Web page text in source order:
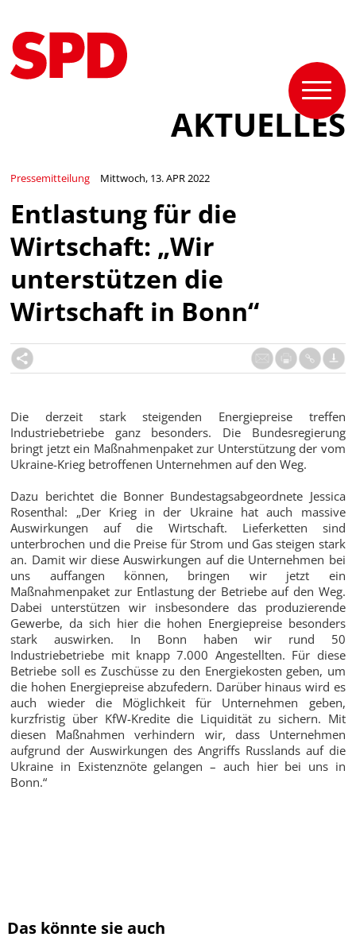
AKTUELLES
Pressemitteilung Mittwoch, 13. APR 2022
Entlastung für die
Wirtschaft: „Wir
unterstützen die
Wirtschaft in Bonn“
Die derzeit stark steigenden Energiepreise treffen
Industriebetriebe ganz besonders. Die Bundesregierung
bringt jetzt ein Maßnahmenpaket zur Unterstützung der vom
Ukraine-Krieg betroffenen Unternehmen auf den Weg.
Dazu berichtet die Bonner Bundestagsabgeordnete Jessica
Rosenthal: „Der Krieg in der Ukraine hat auch massive
Auswirkungen auf die Wirtschaft. Lieferketten sind
unterbrochen und die Preise für Strom und Gas steigen stark
an. Damit wir diese Auswirkungen auf die Unternehmen bei
uns auffangen können, bringen wir jetzt ein
Maßnahmenpaket zur Entlastung der Betriebe auf den Weg.
Dabei unterstützen wir insbesondere das produzierende
Gewerbe, da sich hier die hohen Energiepreise besonders
stark auswirken. In Bonn haben wir rund 50
Industriebetriebe mit knapp 7.000 Angestellten. Für diese
Betriebe soll es Zuschüsse zu den Energiekosten geben, um
die hohen Energiepreise abzufedern. Darüber hinaus wird es
auch wieder die Möglichkeit für Unternehmen geben,
kurzfristig über KfW-Kredite die Liquidität zu sichern. Mit
diesen Maßnahmen verhindern wir, dass Unternehmen
aufgrund der Auswirkungen des Angriffs Russlands auf die
Ukraine in Existenznöte gelangen – auch hier bei uns in
Bonn.“
Das könnte sie auch